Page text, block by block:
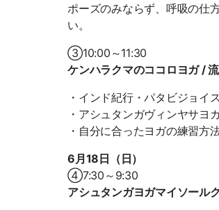
ポーズのみならず、呼吸の仕
い。
③10:00～11:30
ケンハラクマのココロヨガ /
・インド紀行・パタビジョイ
・アシュタンガヴィンヤサヨ
・自分に合ったヨガの練習方
6月18日（日）
④7:30～9:30
アシュタンガヨガマイソール